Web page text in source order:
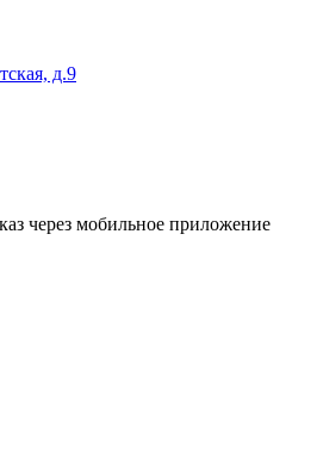
д.9
через мобильное приложение